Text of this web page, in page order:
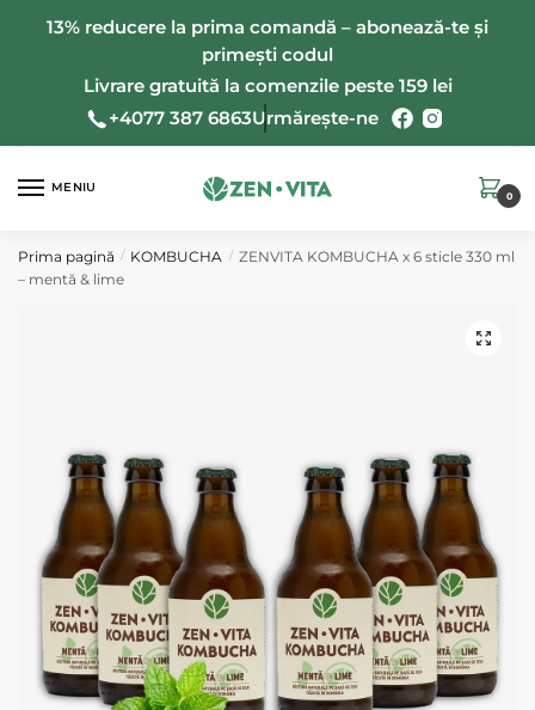
13% reducere la prima comandă – abonează-te și
primești codul
Livrare gratuită la comenzile peste 159 lei
+4077 387 6863Urmărește-ne
MENIU
0
Prima pagină / KOMBUCHA / ZENVITA KOMBUCHA x 6 sticle 330 ml
– mentă & lime
🔍